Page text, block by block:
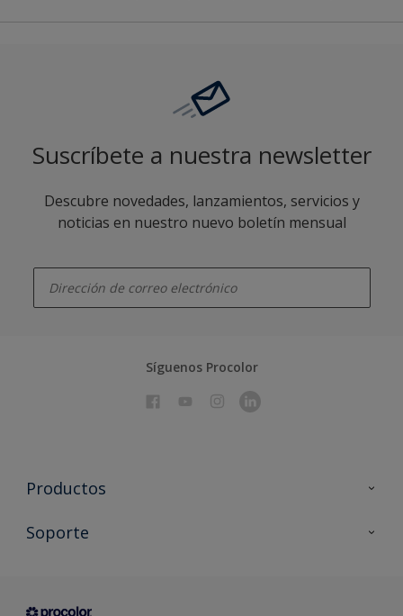
Suscríbete a nuestra newsletter
Descubre novedades, lanzamientos, servicios y
noticias en nuestro nuevo boletín mensual
Síguenos Procolor
Productos
Todos los productos
Condiciones generales de venta
Soporte